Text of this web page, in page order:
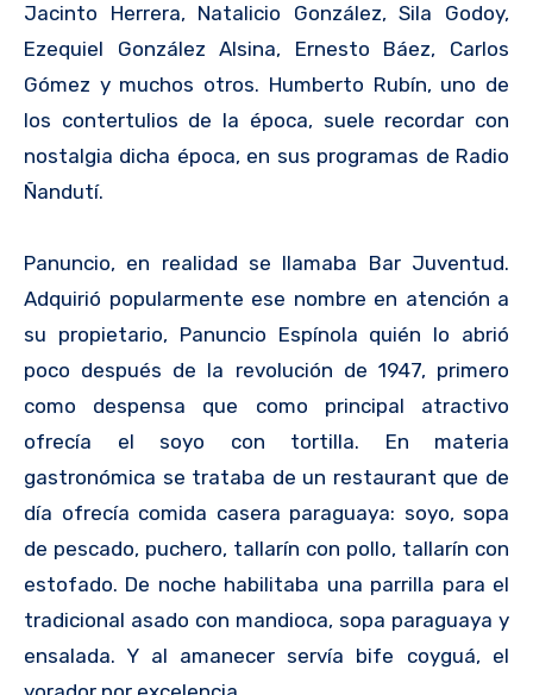
Jacinto Herrera, Natalicio González, Sila Godoy,
Ezequiel González Alsina, Ernesto Báez, Carlos
Gómez y muchos otros. Humberto Rubín, uno de
los contertulios de la época, suele recordar con
nostalgia dicha época, en sus programas de Radio
Ñandutí.
Panuncio, en realidad se llamaba Bar Juventud.
Adquirió popularmente ese nombre en atención a
su propietario, Panuncio Espínola quién lo abrió
poco después de la revolución de 1947, primero
como despensa que como principal atractivo
ofrecía el soyo con tortilla. En materia
gastronómica se trataba de un restaurant que de
día ofrecía comida casera paraguaya: soyo, sopa
de pescado, puchero, tallarín con pollo, tallarín con
estofado. De noche habilitaba una parrilla para el
tradicional asado con mandioca, sopa paraguaya y
ensalada. Y al amanecer servía bife coyguá, el